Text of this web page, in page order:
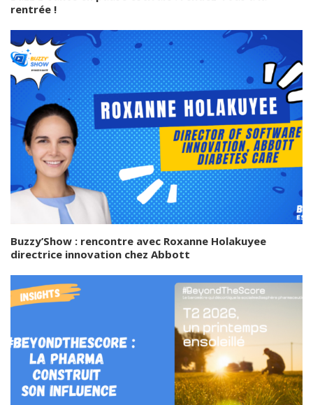
rentrée !
Buzzy’Show : rencontre avec Roxanne Holakuyee
directrice innovation chez Abbott